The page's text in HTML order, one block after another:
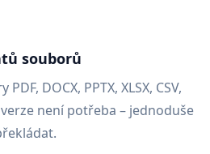
souborů
DOCX, PPTX, XLSX, CSV,
není potřeba – jednoduše